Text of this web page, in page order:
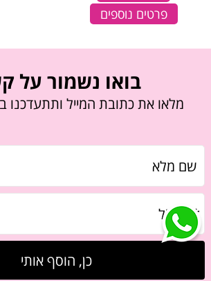
פרטים נוספים
בואו נשמור על
מלאו את כתובת המייל ותתעדכנו